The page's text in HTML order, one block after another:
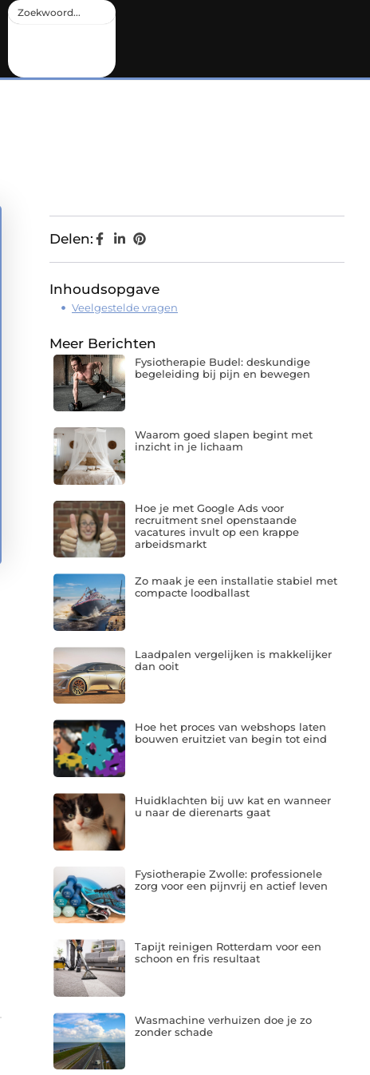
Delen:
Inhoudsopgave
Veelgestelde vragen
Meer Berichten
Fysiotherapie Budel: deskundige
begeleiding bij pijn en bewegen
Waarom goed slapen begint met
inzicht in je lichaam
Hoe je met Google Ads voor
recruitment snel openstaande
vacatures invult op een krappe
arbeidsmarkt
Zo maak je een installatie stabiel met
compacte loodballast
Laadpalen vergelijken is makkelijker
dan ooit
Hoe het proces van webshops laten
bouwen eruitziet van begin tot eind
Huidklachten bij uw kat en wanneer
u naar de dierenarts gaat
Fysiotherapie Zwolle: professionele
zorg voor een pijnvrij en actief leven
Tapijt reinigen Rotterdam voor een
schoon en fris resultaat
Wasmachine verhuizen doe je zo
zonder schade